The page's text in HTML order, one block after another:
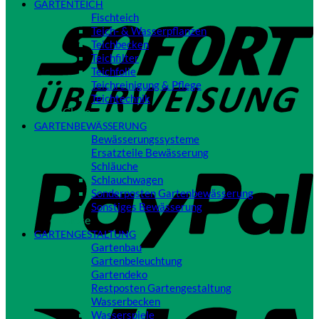
GARTENTEICH
Fischteich
Teich- & Wasserpflanzen
Teichbecken
Teichfilter
Teichfolie
Teichreinigung & Pflege
Teichtechnik
Close
GARTENBEWÄSSERUNG
Bewässerungssysteme
Ersatzteile Bewässerung
Schläuche
Schlauchwagen
Sonderposten Gartenbewässerung
Sonstiges Bewässerung
Close
GARTENGESTALTUNG
Gartenbau
Gartenbeleuchtung
Gartendeko
Restposten Gartengestaltung
Wasserbecken
Wasserspiele